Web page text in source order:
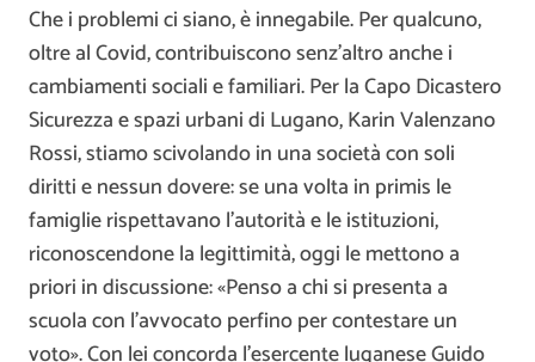
Che i problemi ci siano, è innegabile. Per qualcuno,
oltre al Covid, contribuiscono senz’altro anche i
cambiamenti sociali e familiari. Per la Capo Dicastero
Sicurezza e spazi urbani di Lugano, Karin Valenzano
Rossi, stiamo scivolando in una società con soli
diritti e nessun dovere: se una volta in primis le
famiglie rispettavano l’autorità e le istituzioni,
riconoscendone la legittimità, oggi le mettono a
priori in discussione: «Penso a chi si presenta a
scuola con l’avvocato perfino per contestare un
voto». Con lei concorda l’esercente luganese Guido